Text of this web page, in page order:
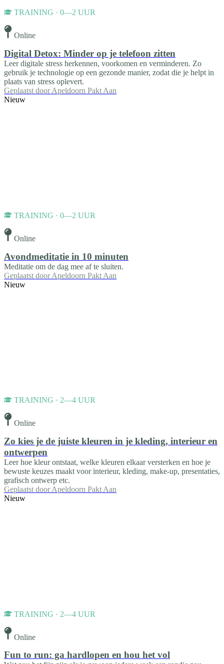
TRAINING · 0—2 UUR
Online
Digital Detox: Minder op je telefoon zitten
Leer digitale stress herkennen, voorkomen en verminderen. Zo
gebruik je technologie op een gezonde manier, zodat die je helpt in
plaats van stress oplevert.
Geplaatst door Apeldoorn Pakt Aan
Nieuw
TRAINING · 0—2 UUR
Online
Avondmeditatie in 10 minuten
Meditatie om de dag mee af te sluiten.
Geplaatst door Apeldoorn Pakt Aan
Nieuw
TRAINING · 2—4 UUR
Online
Zo kies je de juiste kleuren in je kleding, interieur en
ontwerpen
Leer hoe kleur ontstaat, welke kleuren elkaar versterken en hoe je
bewuste keuzes maakt voor interieur, kleding, make-up, presentaties,
grafisch ontwerp etc.
Geplaatst door Apeldoorn Pakt Aan
Nieuw
TRAINING · 2—4 UUR
Online
Fun to run: ga hardlopen en hou het vol